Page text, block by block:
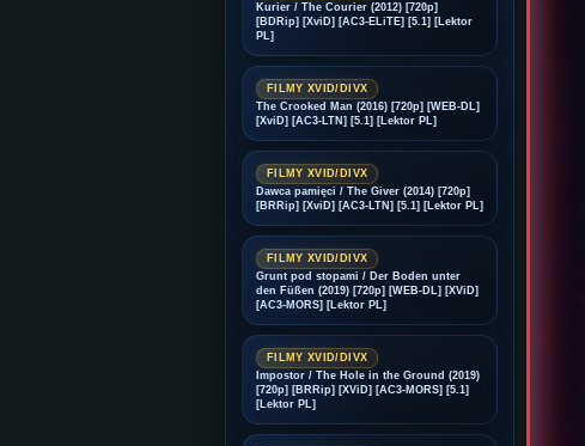
Kurier / The Courier (2012) [720p]
[BDRip] [XviD] [AC3-ELiTE] [5.1] [Lektor
PL]
FILMY XVID/DIVX
The Crooked Man (2016) [720p] [WEB-DL]
[XviD] [AC3-LTN] [5.1] [Lektor PL]
FILMY XVID/DIVX
Dawca pamięci / The Giver (2014) [720p]
[BRRip] [XviD] [AC3-LTN] [5.1] [Lektor PL]
FILMY XVID/DIVX
Grunt pod stopami / Der Boden unter
den Füßen (2019) [720p] [WEB-DL] [XViD]
[AC3-MORS] [Lektor PL]
FILMY XVID/DIVX
Impostor / The Hole in the Ground (2019)
[720p] [BRRip] [XViD] [AC3-MORS] [5.1]
[Lektor PL]